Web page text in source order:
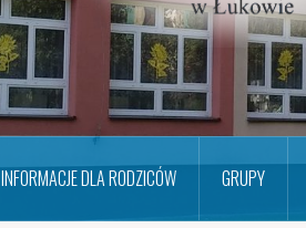
INFORMACJE DLA RODZICÓW GRUPY